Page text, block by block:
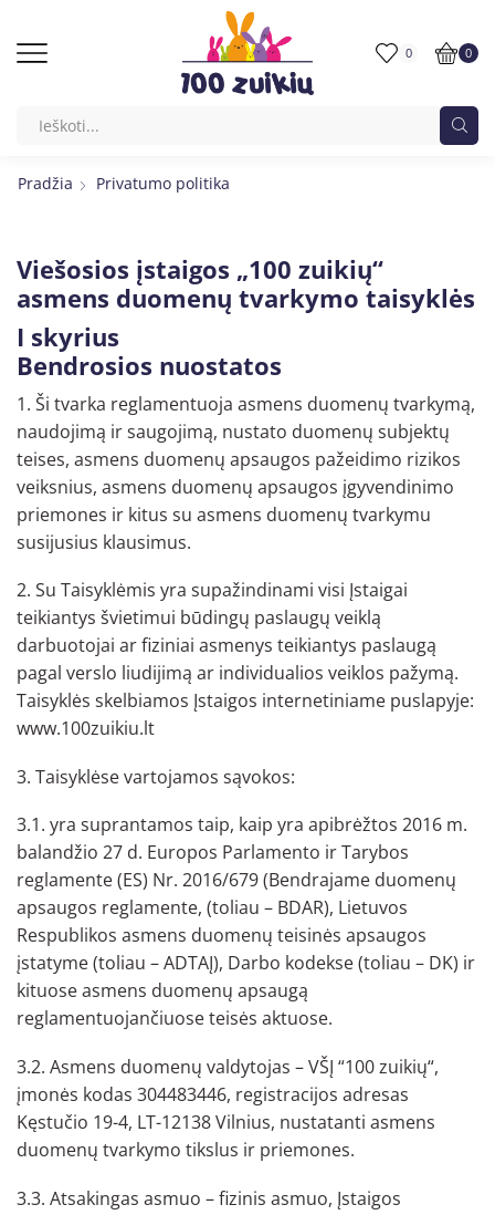
0 0
Pradžia Privatumo politika
Viešosios įstaigos „100 zuikių“
asmens duomenų tvarkymo taisyklės
I skyrius
Bendrosios nuostatos
1. Ši tvarka reglamentuoja asmens duomenų tvarkymą,
naudojimą ir saugojimą, nustato duomenų subjektų
teises, asmens duomenų apsaugos pažeidimo rizikos
veiksnius, asmens duomenų apsaugos įgyvendinimo
priemones ir kitus su asmens duomenų tvarkymu
susijusius klausimus.
2. Su Taisyklėmis yra supažindinami visi Įstaigai
teikiantys švietimui būdingų paslaugų veiklą
darbuotojai ar fiziniai asmenys teikiantys paslaugą
pagal verslo liudijimą ar individualios veiklos pažymą.
Taisyklės skelbiamos Įstaigos internetiniame puslapyje:
www.100zuikiu.lt
3. Taisyklėse vartojamos sąvokos:
3.1. yra suprantamos taip, kaip yra apibrėžtos 2016 m.
balandžio 27 d. Europos Parlamento ir Tarybos
reglamente (ES) Nr. 2016/679 (Bendrajame duomenų
apsaugos reglamente, (toliau – BDAR), Lietuvos
Respublikos asmens duomenų teisinės apsaugos
įstatyme (toliau – ADTAĮ), Darbo kodekse (toliau – DK) ir
kituose asmens duomenų apsaugą
reglamentuojančiuose teisės aktuose.
3.2. Asmens duomenų valdytojas – VŠĮ “100 zuikių“,
įmonės kodas 304483446, registracijos adresas
Kęstučio 19-4, LT-12138 Vilnius, nustatanti asmens
duomenų tvarkymo tikslus ir priemones.
3.3. Atsakingas asmuo – fizinis asmuo, Įstaigos